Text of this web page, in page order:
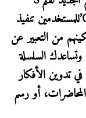
Pen’، تتيح سلسلة‘Galaxy Tab S11Ultra’للمستخدمين تنفيذ
من التعبير عن
السلسلة
تدوين الأفكار
أو رسم